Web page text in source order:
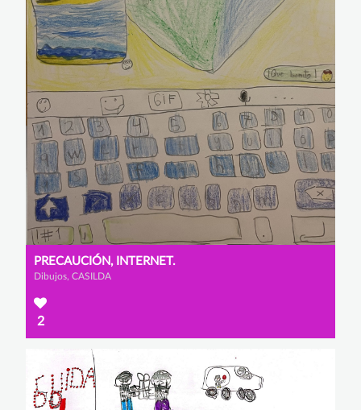
PRECAUCIÓN, INTERNET.
Dibujos, CASILDA
2